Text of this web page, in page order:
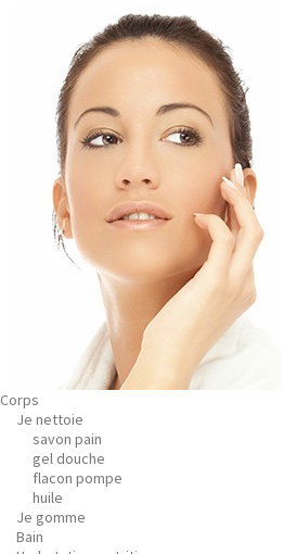
Corps
Je nettoie
savon pain
gel douche
flacon pompe
huile
Je gomme
Bain